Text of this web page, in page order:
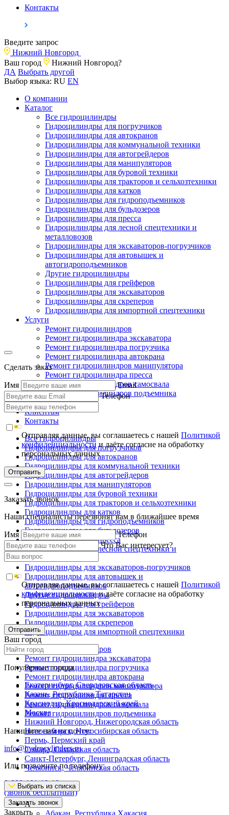
Контакты
Введите запрос
Нижний Новгород
Ваш город
Нижний Новгород?
ДА Выбрать другой
Выбор языка: RU EN
О компании
Каталог
Все гидроцилиндры
Гидроцилиндры для погрузчиков
Гидроцилиндры для автокранов
Гидроцилиндры для коммунальной техники
Гидроцилиндры для автогрейдеров
Гидроцилиндры для манипуляторов
Гидроцилиндры для буровой техники
Гидроцилиндры для тракторов и сельхозтехники
Гидроцилиндры для катков
Гидроцилиндры для гидроподъемников
Гидроцилиндры для бульдозеров
Гидроцилиндры для пресса
Гидроцилиндры для лесной спецтехники и
металловозов
Гидроцилиндры для экскаваторов-погрузчиков
Гидроцилиндры для автовышек и
автогидроподъемников
Другие гидроцилиндры
Гидроцилиндры для грейферов
Гидроцилиндры для экскаваторов
Гидроцилиндры для скреперов
Гидроцилиндры для импортной спецтехники
Услуги
Ремонт гидроцилиндров
Ремонт гидроцилиндра экскаватора
Ремонт гидроцилиндра погрузчика
Ремонт гидроцилиндра автокрана
Ремонт гидроцилиндров манипулятора
Ремонт гидроцилиндра пресса
Ремонт гидроцилиндров самосвала
Ремонт гидроцилиндров подъемника
Производство
Клиентам
Контакты
Все гидроцилиндры
Гидроцилиндры для погрузчиков
Гидроцилиндры для автокранов
Гидроцилиндры для коммунальной техники
Гидроцилиндры для автогрейдеров
Гидроцилиндры для манипуляторов
Гидроцилиндры для буровой техники
Гидроцилиндры для тракторов и сельхозтехники
Гидроцилиндры для катков
Гидроцилиндры для гидроподъемников
Гидроцилиндры для бульдозеров
Гидроцилиндры для пресса
Гидроцилиндры для лесной спецтехники и
металловозов
Гидроцилиндры для экскаваторов-погрузчиков
Гидроцилиндры для автовышек и
автогидроподъемников
Другие гидроцилиндры
Гидроцилиндры для грейферов
Гидроцилиндры для экскаваторов
Гидроцилиндры для скреперов
Гидроцилиндры для импортной спецтехники
Ремонт гидроцилиндров
Ремонт гидроцилиндра экскаватора
Ремонт гидроцилиндра погрузчика
Ремонт гидроцилиндра автокрана
Ремонт гидроцилиндров манипулятора
Ремонт гидроцилиндра пресса
Ремонт гидроцилиндров самосвала
Ремонт гидроцилиндров подъемника
Напишите нам на почту:
info@hydrocylinders.ru
Или позвоните по телефону:
8-800-101-19-19
(звонок бесплатный)
Заказать звонок
Закрыть
Сделать заказ
Имя
Email
Телефон
Отправляя данные, вы соглашаетесь с нашейПолитикой
конфиденциальностии даёте согласие на обработку
персональных данных
Отправить
Заказать звонок
Наши специалисты перезвонят вам в ближайшее время
Имя
Телефон
Что Вас интересует?
Отправляя данные, вы соглашаетесь с нашейПолитикой
конфиденциальностии даёте согласие на обработку
персональных данных
Отправить
Ваш город
Популярные города
Екатеринбург, Свердловская область
Казань, Республика Татарстан
Краснодар, Краснодарский край
Москва
Нижний Новгород, Нижегородская область
Новосибирск, Новосибирская область
Пермь, Пермский край
Самара, Самарская область
Санкт-Петербург, Ленинградская область
Челябинск, Челябинская область
Выбрать из списка
А
Абакан, Республика Хакасия